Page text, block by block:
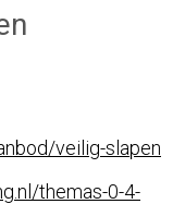
veilig-slapen
themas-0-4-